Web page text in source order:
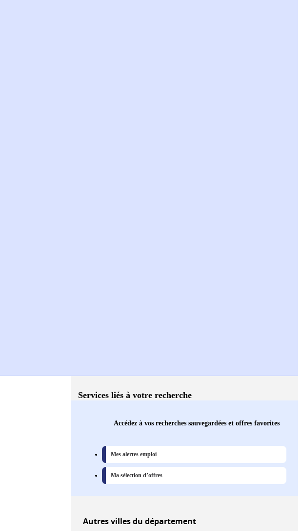
Services liés à votre recherche
Accédez à vos recherches sauvegardées et offres favorites
Mes alertes emploi
Ma sélection d’offres
Autresvillesdu département